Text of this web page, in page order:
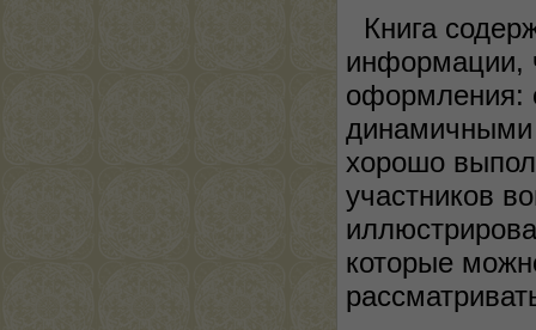
Книга
информации,
оформления:
динамичными
хорошо
участников
которые